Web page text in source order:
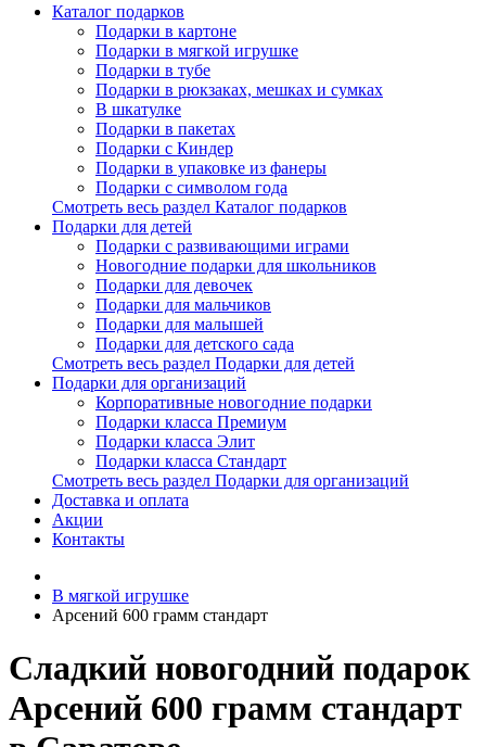
Каталог подарков
Подарки в картоне
Подарки в мягкой игрушке
Подарки в тубе
Подарки в рюкзаках, мешках и сумках
В шкатулке
Подарки в пакетах
Подарки с Киндер
Подарки в упаковке из фанеры
Подарки с символом года
Смотреть весь раздел Каталог подарков
Подарки для детей
Подарки с развивающими играми
Новогодние подарки для школьников
Подарки для девочек
Подарки для мальчиков
Подарки для малышей
Подарки для детского сада
Смотреть весь раздел Подарки для детей
Подарки для организаций
Корпоративные новогодние подарки
Подарки класса Премиум
Подарки класса Элит
Подарки класса Стандарт
Смотреть весь раздел Подарки для организаций
Доставка и оплата
Акции
Контакты
В мягкой игрушке
Арсений 600 грамм стандарт
Сладкий новогодний подарок
Арсений 600 грамм стандарт